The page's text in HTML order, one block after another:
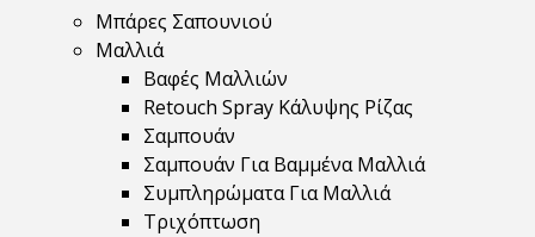
Μπάρες Σαπουνιού
Μαλλιά
Βαφές Μαλλιών
Retouch Spray Κάλυψης Ρίζας
Σαμπουάν
Σαμπουάν Για Βαμμένα Μαλλιά
Συμπληρώματα Για Μαλλιά
Τριχόπτωση